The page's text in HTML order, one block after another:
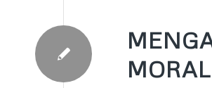
MORAL